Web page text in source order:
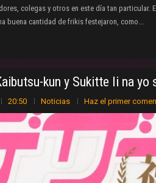
colegas y otros en este día tan particular.
buena cantidad de frikis festejaron, como...
kun y Sukitte Ii na yo
20:50 Noticias Haz el primer